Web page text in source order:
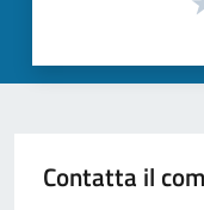
Contatta il